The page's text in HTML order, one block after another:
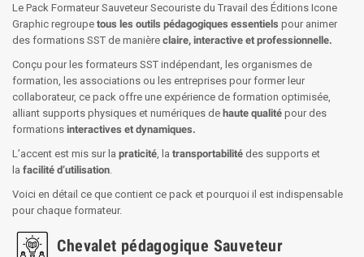
Le Pack Formateur Sauveteur Secouriste du Travail des Éditions Icone
Graphic regroupe tous les outils pédagogiques essentiels pour animer
des formations SST de manière claire, interactive et professionnelle.
Conçu pour les formateurs SST indépendant, les organismes de
formation, les associations ou les entreprises pour former leur
collaborateur, ce pack offre une expérience de formation optimisée,
alliant supports physiques et numériques de haute qualité pour des
formations interactives et dynamiques.
L’accent est mis sur la praticité , la transportabilité des supports et
la facilité d’utilisation
Voici en détail ce que contient ce pack et pourquoi il est indispensable
pour chaque formateur.
Chevalet pédagogique Sauveteur